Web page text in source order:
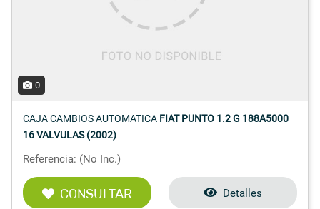
0
CAJA CAMBIOS AUTOMATICA FIAT PUNTO 1.2 G 188A5000
16 VALVULAS (2002)
Referencia: (No Inc.)
CONSULTAR Detalles